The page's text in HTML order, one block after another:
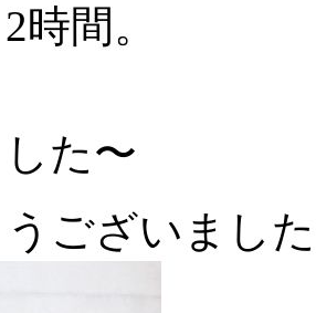
時間。
た〜
ございまし